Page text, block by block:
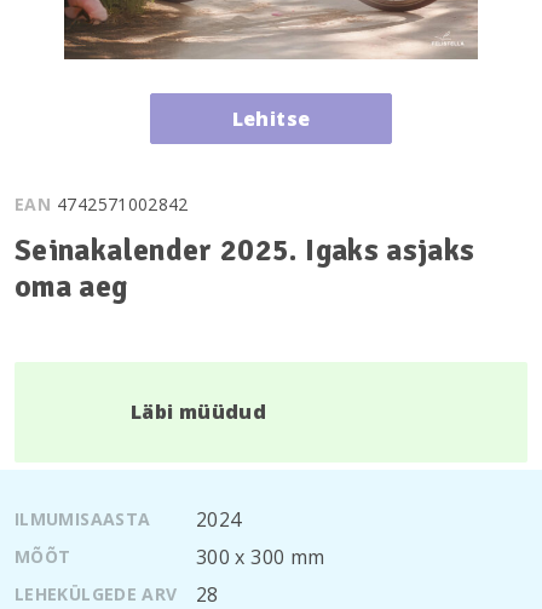
Lehitse
EAN 4742571002842
Seinakalender 2025. Igaks asjaks
oma aeg
Läbi müüdud
ILMUMISAASTA 2024
MÕÕT 300 х 300 mm
LEHEKÜLGEDE ARV 28